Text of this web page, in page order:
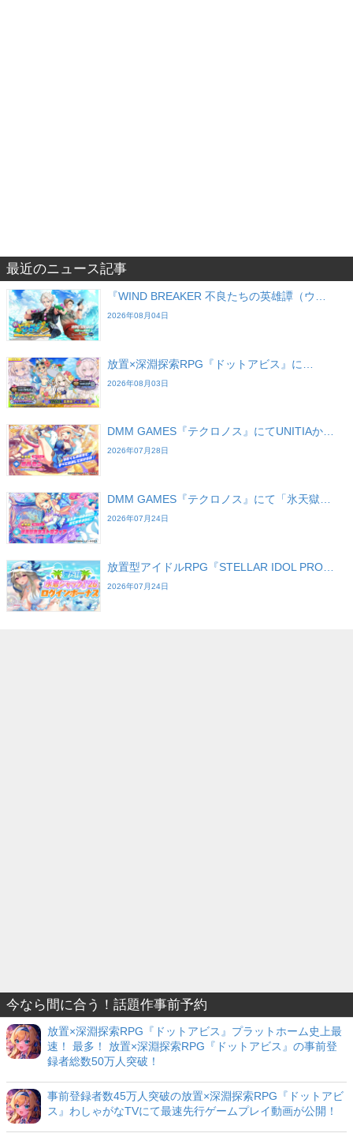
最近のニュース記事
『WIND BREAKER 不良たちの英雄譚（ウ…
2026年08月04日
放置×深淵探索RPG『ドットアビス』に…
2026年08月03日
DMM GAMES『テクロノス』にてUNITIAか…
2026年07月28日
DMM GAMES『テクロノス』にて「氷天獄…
2026年07月24日
放置型アイドルRPG『STELLAR IDOL PRO…
2026年07月24日
今なら間に合う！話題作事前予約
放置×深淵探索RPG『ドットアビス』プラットホーム史上最
速！ 最多！ 放置×深淵探索RPG『ドットアビス』の事前登
録者総数50万人突破！
事前登録者数45万人突破の放置×深淵探索RPG『ドットアビ
ス』わしゃがなTVにて最速先行ゲームプレイ動画が公開！